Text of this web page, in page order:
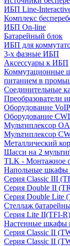
ИБП Line-
Комплекс
ИБП On-line
Батарейный блок
ИБП для
3-х фазные ИБП
Аксессуары к ИБП
Коммутационные
питанием в
Соединительные
Преобразователи
Оборудование VoIP
Оборудование
Мультиплекcор
Мультиплексор
Металлический
Шасси на 2
TLK - Монтажное
Напольные шкафы
Серия Classic III
Серия Double II
Серия Double Lite
Стеллаж
Серия Lite II(TFI-R)
Настенные шкафы
Серия Classic II
Серия Classic II